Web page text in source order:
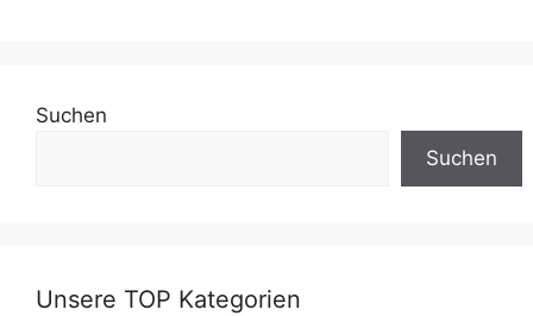
Suchen
Suchen
Unsere TOP Kategorien